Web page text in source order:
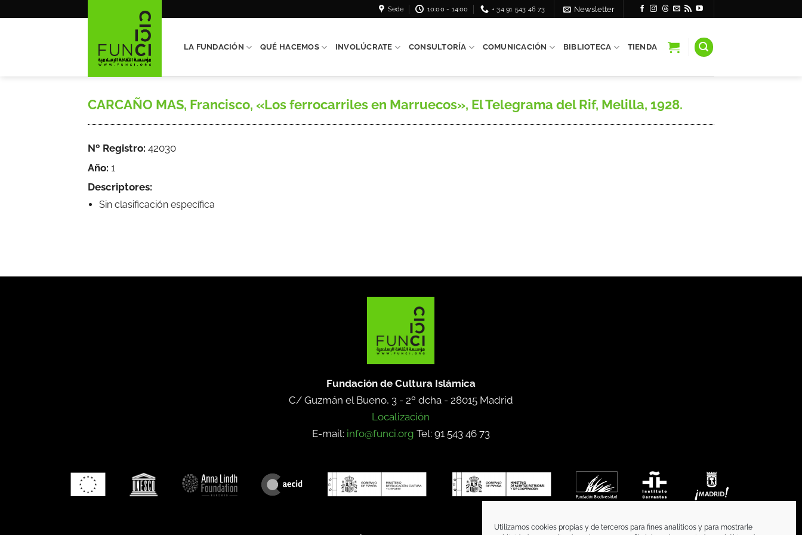
Utilizamos cookies propias y de terceros para fines analíticos y para mostrarle
Sede 10:00 - 14:00 + 34 91 543 46 73 Newsletter
LA FUNDACIÓN QUÉ HACEMOS INVOLÚCRATE CONSULTORÍA COMUNICACIÓN BIBLIOTECA TIENDA
CARCAÑO MAS, Francisco, «Los ferrocarriles en Marruecos», El Telegrama del Rif, Melilla, 1928.
Nº Registro: 42030
Año: 1
Descriptores:
Sin clasificación específica
Fundación de Cultura Islámica
C/ Guzmán el Bueno, 3 - 2º dcha - 28015 Madrid
Localización
E-mail: info@funci.org Tel: 91 543 46 73